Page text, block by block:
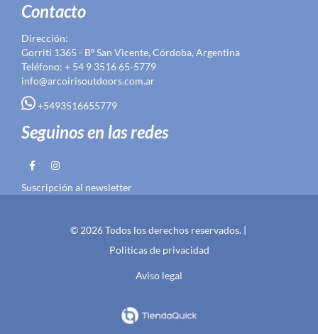
Contacto
Dirección:
Gorriti 1365 - Bº San Vicente, Córdoba, Argentina
Teléfono: + 54 9 3516 65-5779
info@arcoirisoutdoors.com.ar
+5493516655779
Seguinos en las redes
Suscripción al newsletter
© 2026 Todos los derechos reservados. |
Politicas de privacidad
Aviso legal